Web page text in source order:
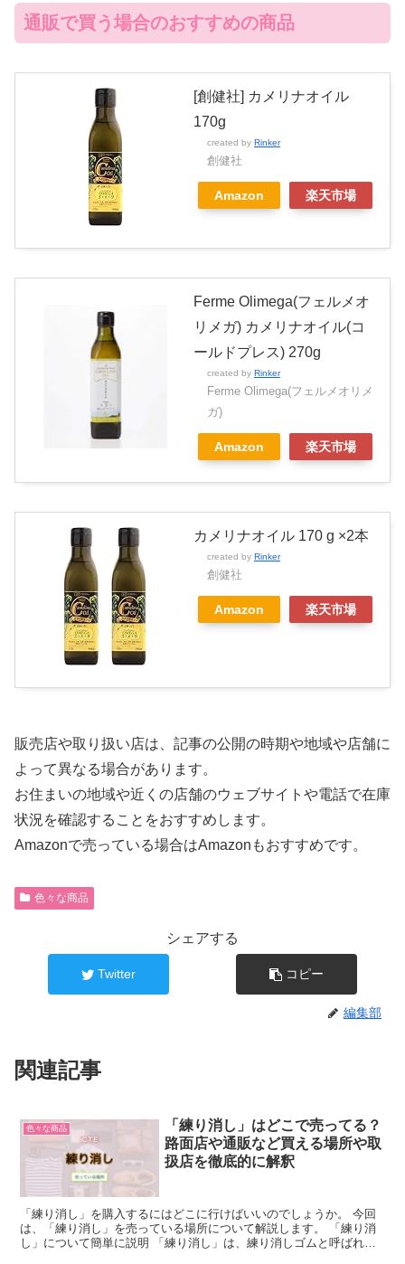
通販で買う場合のおすすめの商品
[創健社] カメリナオイル
170g
created by Rinker
創健社
Amazon 楽天市場
Ferme Olimega(フェルメオ
リメガ) カメリナオイル(コ
ールドプレス) 270g
created by Rinker
Ferme Olimega(フェルメオリメ
ガ)
Amazon 楽天市場
カメリナオイル 170 g ×2本
created by Rinker
創健社
Amazon 楽天市場
販売店や取り扱い店は、記事の公開の時期や地域や店舗に
よって異なる場合があります。
お住まいの地域や近くの店舗のウェブサイトや電話で在庫
状況を確認することをおすすめします。
Amazonで売っている場合はAmazonもおすすめです。
色々な商品
シェアする
Twitter コピー
編集部
関連記事
色々な商品
「練り消し」はどこで売ってる？
路面店や通販など買える場所や取
扱店を徹底的に解釈
「練り消し」を購入するにはどこに行けばいいのでしょうか。 今回
は、「練り消し」を売っている場所について解説します。 「練り消
し」について簡単に説明 「練り消し」は、練り消しゴムと呼ばれる